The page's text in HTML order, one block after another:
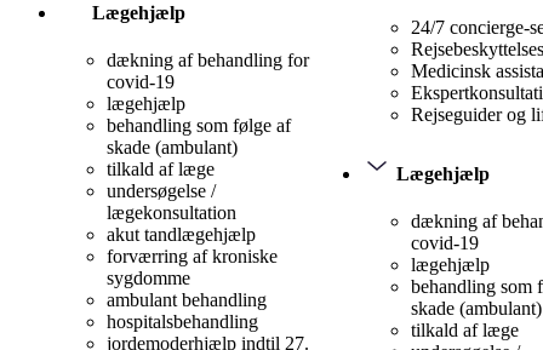
Lægehjælp
dækning af behandling for
covid-19
lægehjælp
behandling som følge af
skade (ambulant)
tilkald af læge
undersøgelse /
lægekonsultation
akut tandlægehjælp
forværring af kroniske
sygdomme
ambulant behandling
hospitalsbehandling
jordemoderhjælp indtil 27.
24/7 concierge-
Medicinsk
Rejseguider og
Lægehjælp
dækning af
covid-19
lægehjælp
behandling som
skade (ambulant)
tilkald af læge